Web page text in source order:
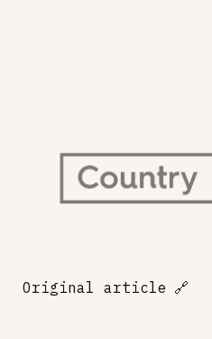
Original article 🔗